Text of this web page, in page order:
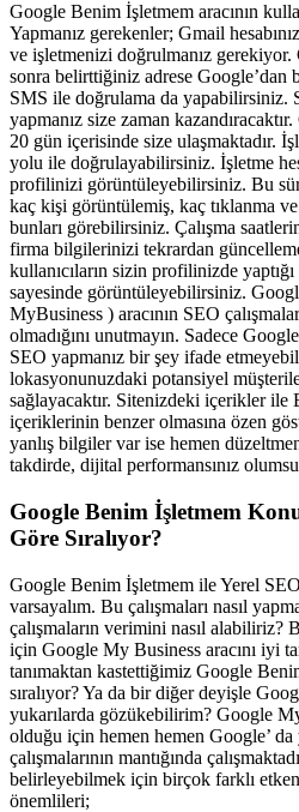
Google Benim İşletmem aracının
Yapmanız gerekenler; Gmail
ve işletmenizi doğrulmanız
sonra belirttiğiniz adrese Google’dan
SMS ile doğrulama da yapabilirsiniz.
yapmanız size zaman
20 gün içerisinde size ulaşmaktadır.
yolu ile doğrulayabilirsiniz. İşletme
profilinizi görüntüleyebilirsiniz. Bu
kaç kişi görüntülemiş, kaç tıklanma ve
bunları görebilirsiniz. Çalışma
firma bilgilerinizi tekrardan
kullanıcıların sizin profilinizde
sayesinde görüntüleyebilirsiniz.
MyBusiness ) aracının SEO
olmadığını unutmayın. Sadece
SEO yapmanız bir şey ifade
lokasyonunuzdaki potansiyel
sağlayacaktır. Sitenizdeki içerikler ile
içeriklerinin benzer olmasına özen
yanlış bilgiler var ise hemen
takdirde, dijital performansınız
Google Benim İşletmem
Göre Sıralıyor?
Google Benim İşletmem ile Yerel SEO
varsayalım. Bu çalışmaları nasıl
çalışmaların verimini nasıl alabiliriz?
için Google My Business aracını iyi
tanımaktan kastettiğimiz Google
sıralıyor? Ya da bir diğer deyişle
yukarılarda gözükebilirim? Google
olduğu için hemen hemen Google’ da
çalışmalarının mantığında
belirleyebilmek için birçok farklı
önemlileri;